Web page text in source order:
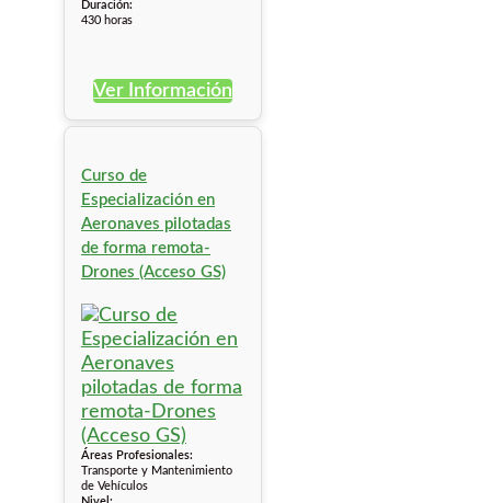
Duración:
430 horas
Ver Información
Curso de
Especialización en
Aeronaves pilotadas
de forma remota-
Drones (Acceso GS)
Áreas Profesionales:
Transporte y Mantenimiento
de Vehículos